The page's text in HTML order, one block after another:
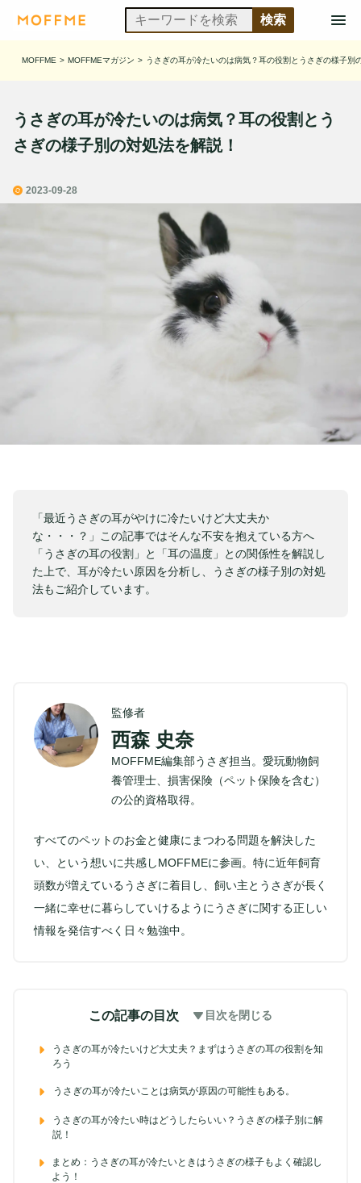
MOFFME > MOFFMEマガジン > うさぎの耳が冷たいのは病気？耳の役割とうさぎの様子別
うさぎの耳が冷たいのは病気？耳の役割とう
さぎの様子別の対処法を解説！
2023-09-28
「最近うさぎの耳がやけに冷たいけど大丈夫か
な・・・？」この記事ではそんな不安を抱えている方へ
「うさぎの耳の役割」と「耳の温度」との関係性を解説し
た上で、耳が冷たい原因を分析し、うさぎの様子別の対処
法もご紹介しています。
監修者
西森 史奈
MOFFME編集部うさぎ担当。愛玩動物飼
養管理士、損害保険（ペット保険を含む）
の公的資格取得。
すべてのペットのお金と健康にまつわる問題を解決した
い、という想いに共感しMOFFMEに参画。特に近年飼育
頭数が増えているうさぎに着目し、飼い主とうさぎが長く
一緒に幸せに暮らしていけるようにうさぎに関する正しい
情報を発信すべく日々勉強中。
この記事の目次 目次を閉じる
うさぎの耳が冷たいけど大丈夫？まずはうさぎの耳の役割を知
ろう
うさぎの耳が冷たいことは病気が原因の可能性もある。
うさぎの耳が冷たい時はどうしたらいい？うさぎの様子別に解
説！
まとめ：うさぎの耳が冷たいときはうさぎの様子もよく確認し
よう！